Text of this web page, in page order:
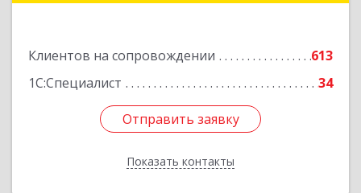
Клиентов на сопровождении
613
1С:Специалист
34
Отправить заявку
Показать контакты
Отправить заявку
Назад